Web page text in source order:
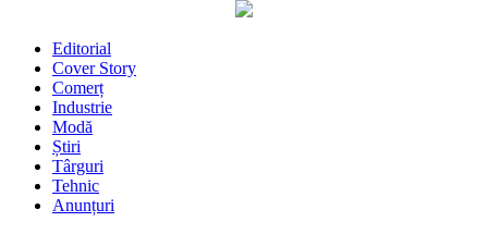
Editorial
Cover Story
Comerț
Industrie
Modă
Știri
Târguri
Tehnic
Anunțuri